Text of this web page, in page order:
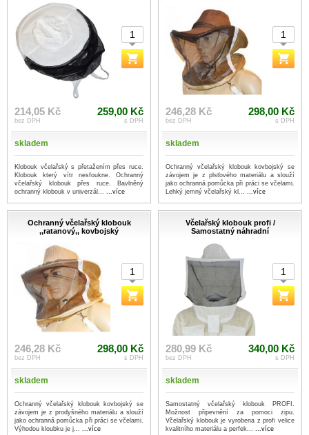
214,05 Kč
bez DPH
259,00 Kč
s DPH
skladem
Klobouk včelařský s přetažením přes ruce.
Klobouk který vítr nesfoukne. Ochranný
včelařský klobouk přes ruce. Bavlněný
ochranný klobouk v univerzál... ...více
246,28 Kč
bez DPH
298,00 Kč
s DPH
skladem
Ochranný včelařský klobouk kovbojský se
závojem je z plsťového materiálu a slouží
jako ochranná pomůcka při práci se včelami.
Lehký jemný včelařský kl... ...více
Ochranný včelařský klobouk
,,ratanový,, kovbojský
246,28 Kč
bez DPH
298,00 Kč
s DPH
skladem
Ochranný včelařský klobouk kovbojský se
závojem je z prodyšného materiálu a slouží
jako ochranná pomůcka při práci se včelami.
Výhodou kloubku je j... ...více
Včelařský klobouk profi /
Samostatný náhradní
280,99 Kč
bez DPH
340,00 Kč
s DPH
skladem
Samostatný včelařský klobouk PROFI.
Možnost připevnění za pomoci zipu.
Včelařský klobouk je vyrobena z profi velice
kvalitního materiálu a perfek... ...více